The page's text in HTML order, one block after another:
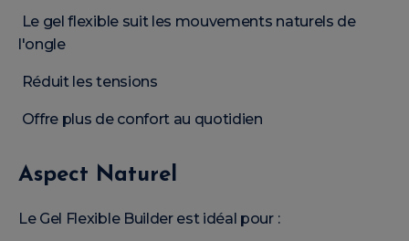
Le gel flexible suit les mouvements naturels de
l'ongle
Réduit les tensions
Offre plus de confort au quotidien
Aspect Naturel
Le Gel Flexible Builder est idéal pour :